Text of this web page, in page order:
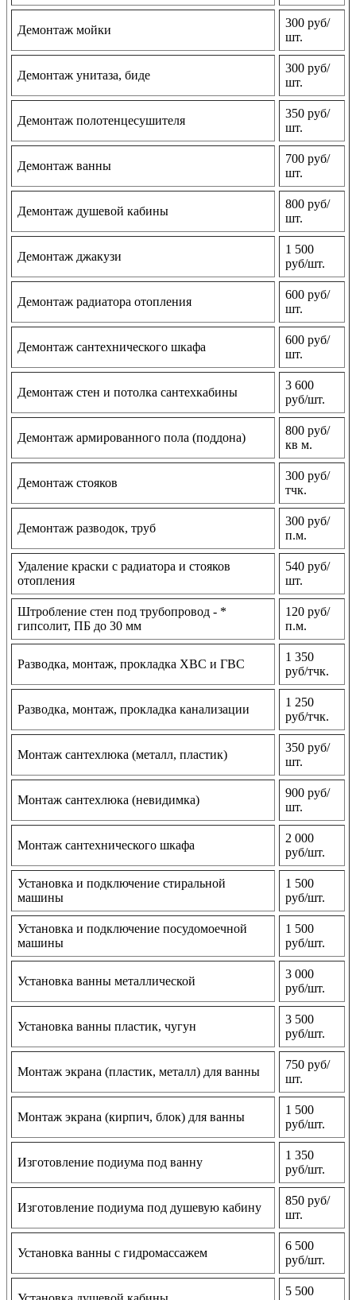
Демонтаж мойки
300 руб/
шт.
Демонтаж унитаза, биде
300 руб/
шт.
Демонтаж полотенцесушителя
350 руб/
шт.
Демонтаж ванны
700 руб/
шт.
Демонтаж душевой кабины
800 руб/
шт.
Демонтаж джакузи
1 500
руб/шт.
Демонтаж радиатора отопления
600 руб/
шт.
Демонтаж сантехнического шкафа
600 руб/
шт.
Демонтаж стен и потолка сантехкабины
3 600
руб/шт.
Демонтаж армированного пола (поддона)
800 руб/
кв м.
Демонтаж стояков
300 руб/
тчк.
Демонтаж разводок, труб
300 руб/
п.м.
Удаление краски с радиатора и стояков
отопления
540 руб/
шт.
Штробление стен под трубопровод - *
гипсолит, ПБ до 30 мм
120 руб/
п.м.
Разводка, монтаж, прокладка ХВС и ГВС
1 350
руб/тчк.
Разводка, монтаж, прокладка канализации
1 250
руб/тчк.
Монтаж сантехлюка (металл, пластик)
350 руб/
шт.
Монтаж сантехлюка (невидимка)
900 руб/
шт.
Монтаж сантехнического шкафа
2 000
руб/шт.
Установка и подключение стиральной
машины
1 500
руб/шт.
Установка и подключение посудомоечной
машины
1 500
руб/шт.
Установка ванны металлической
3 000
руб/шт.
Установка ванны пластик, чугун
3 500
руб/шт.
Монтаж экрана (пластик, металл) для ванны
750 руб/
шт.
Монтаж экрана (кирпич, блок) для ванны
1 500
руб/шт.
Изготовление подиума под ванну
1 350
руб/шт.
Изготовление подиума под душевую кабину
850 руб/
шт.
Установка ванны с гидромассажем
6 500
руб/шт.
5 500